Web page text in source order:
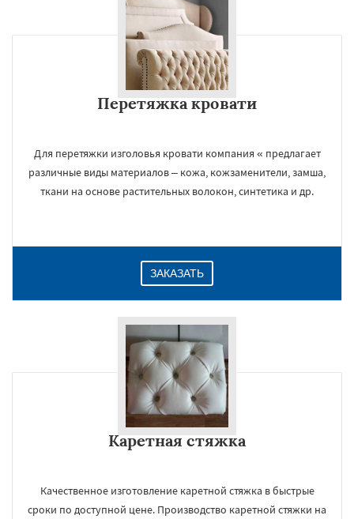
Перетяжка кровати
Для перетяжки изголовья кровати компания « предлагает
различные виды материалов – кожа, кожзаменители, замша,
ткани на основе растительных волокон, синтетика и др.
ЗАКАЗАТЬ
Каретная стяжка
Качественное изготовление каретной стяжка в быстрые
сроки по доступной цене. Производство каретной стяжки на